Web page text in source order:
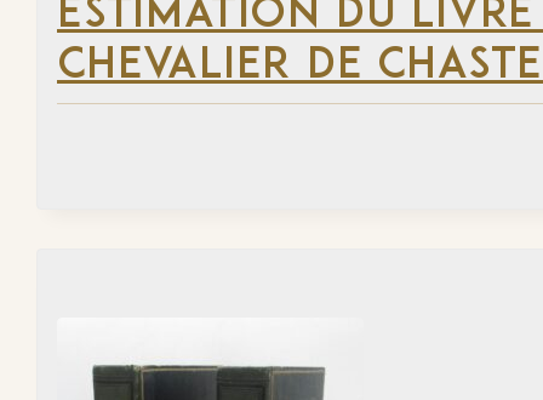
ESTIMATION DU
CHEVALIER DE